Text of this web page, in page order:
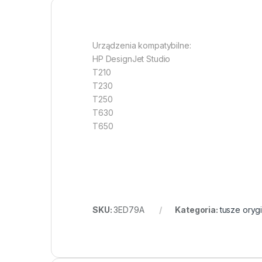
Urządzenia kompatybilne:
HP DesignJet Studio
T210
T230
T250
T630
T650
SKU:3ED79A Kategoria:tusze